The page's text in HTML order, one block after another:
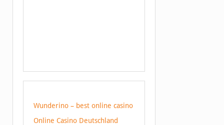
Wunderino – best online casino
Online Casino Deutschland